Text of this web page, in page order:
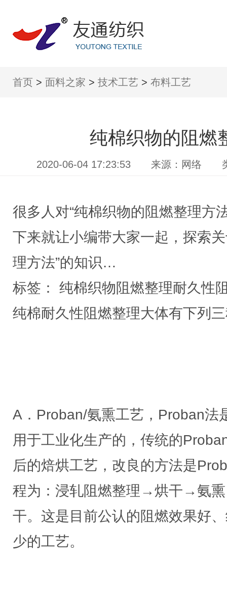
首页 > 面料之家 > 技术工艺 > 布料工艺
纯棉织物的阻燃
2020-06-04 17:23:53 来源：网络
很多人对“纯棉织物的阻燃整理方
下来就让小编带大家一起，探索
理方法”的知识…
标签： 纯棉织物阻燃整理耐久性
纯棉耐久性阻燃整理大体有下列
A．Proban/氨熏工艺，Proban法
用于工业化生产的，传统的
后的焙烘工艺，改良的方法是
程为：浸轧阻燃整理→烘干→氨
干。这是目前公认的阻燃效果好
少的工艺。